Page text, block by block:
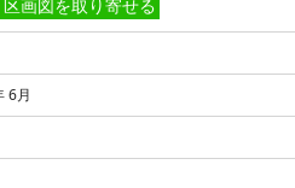
画図を取り寄せる
6月